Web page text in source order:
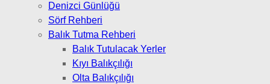
Denizci Günlüğü
Sörf Rehberi
Balık Tutma Rehberi
Balık Tutulacak Yerler
Kıyı Balıkçılığı
Olta Balıkçılığı